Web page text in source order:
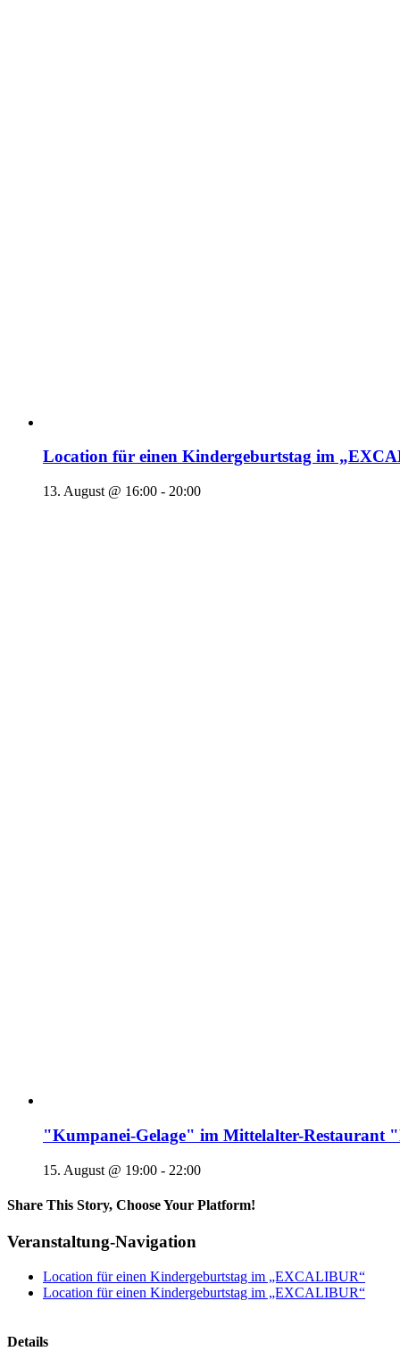
Location für einen Kindergeburtstag im
13. August @ 16:00 - 20:00
"Kumpanei-Gelage" im Mittelalter-
15. August @ 19:00 - 22:00
Share This Story, Choose Your Platform!
Veranstaltung-Navigation
Location für einen Kindergeburtstag im „EXCALIBUR“
Location für einen Kindergeburtstag im „EXCALIBUR“
Details